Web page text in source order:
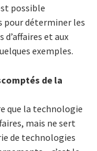
possible
pour déterminer les
et aux
exemples.
de la
que la technologie
mais ne sert
de technologies